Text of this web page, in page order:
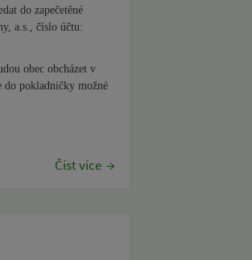
do zapečetěné
a.s., číslo účtu:
obec obcházet v
do pokladničky možné
Číst více